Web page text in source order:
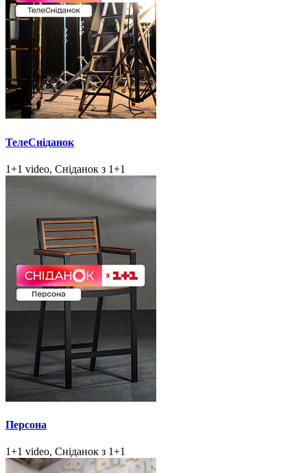
ТелеСніданок
1+1 video, Сніданок з 1+1
Персона
1+1 video, Сніданок з 1+1